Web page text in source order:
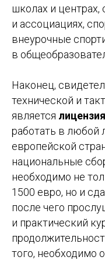
школах и центрах,
и ассоциациях,
внеурочные
в
Наконец,
технической и
является
работать в любой
европейской
национальные
необходимо не
1500 евро, но и
после чего
и практический
того, необходимо